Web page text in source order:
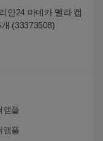
안24 마데카 멜라 캡
(33373508)
앰플
앰플